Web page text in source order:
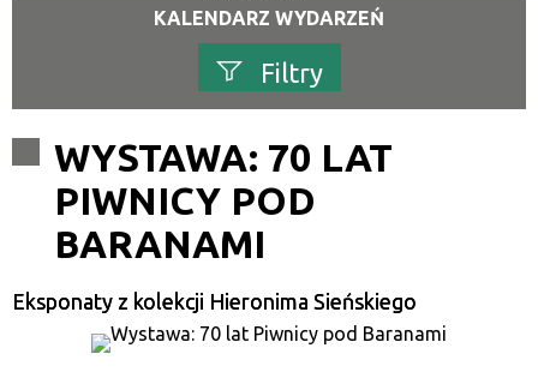
KALENDARZ WYDARZEŃ
Filtry
Kategoria
Trwające w zakresie
—
Miejsce
WYSTAWA: 70 LAT
PIWNICY POD
BARANAMI
Eksponaty z kolekcji Hieronima Sieńskiego